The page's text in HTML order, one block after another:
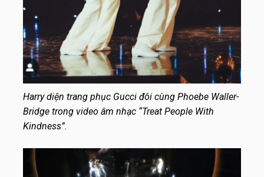
Harry diện trang phục Gucci đôi cùng Phoebe Waller-
Bridge trong video âm nhạc “Treat People With
Kindness”.